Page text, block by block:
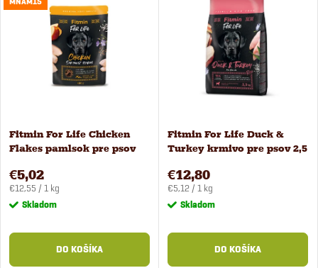
Fitmin For Life Chicken
Flakes pamlsok pre psov
€5,02
Jednotková
cena:
€12,55 / 1 kg
Skladom
DO KOŠÍKA
Fitmin For Life Duck &
Turkey krmivo pre psov 2,5
€12,80
Jednotková
cena:
€5,12 / 1 kg
Skladom
DO KOŠÍKA